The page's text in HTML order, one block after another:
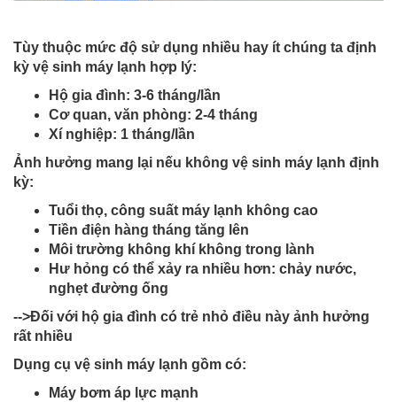
Tùy thuộc mức độ sử dụng nhiều hay ít chúng ta định
kỳ vệ sinh máy lạnh hợp lý:
Hộ gia đình: 3-6 tháng/lần
Cơ quan, văn phòng: 2-4 tháng
Xí nghiệp: 1 tháng/lần
Ảnh hưởng mang lại nếu không vệ sinh máy lạnh định
kỳ:
Tuổi thọ, công suất máy lạnh không cao
Tiền điện hàng tháng tăng lên
Môi trường không khí không trong lành
Hư hỏng có thể xảy ra nhiều hơn: chảy nước,
nghẹt đường ống
-->Đối với hộ gia đình có trẻ nhỏ điều này ảnh hưởng
rất nhiều
Dụng cụ vệ sinh máy lạnh gồm có:
Máy bơm áp lực mạnh